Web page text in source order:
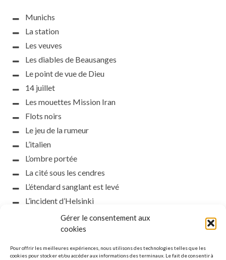
Gérer le consentement aux
cookies
Pour offrir les meilleures expériences, nous utilisons des technologies telles que les
cookies pour stocker et/ou accéder aux informations des terminaux. Le fait de consentir à
Munichs
La station
Les veuves
Les diables de Beausanges
Le point de vue de Dieu
14 juillet
Les mouettes Mission Iran
Flots noirs
Le jeu de la rumeur
L’italien
L’ombre portée
La cité sous les cendres
L’étendard sanglant est levé
L’incident d’Helsinki
la petite fasciste
Toutes les nuances de la nuit
Que s’obscurcissent le soleil et la lumière